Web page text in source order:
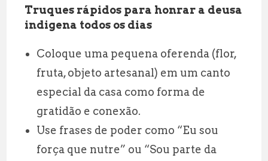
Truques rápidos para honrar a deusa
indigena todos os dias
Coloque uma pequena oferenda (flor,
fruta, objeto artesanal) em um canto
especial da casa como forma de
gratidão e conexão.
Use frases de poder como “Eu sou
força que nutre” ou “Sou parte da